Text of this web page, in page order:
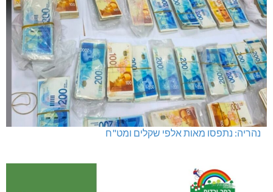
נהריה: נתפסו מאות אלפי שקלים ומט"ח